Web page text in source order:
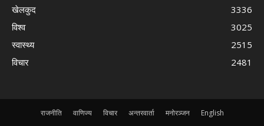
खेलकुद
3336
विश्व
3025
स्वास्थ्य
2515
विचार
2481
राजनीति वाणिज्य विचार अन्तरवार्ता मनोरञ्जन English